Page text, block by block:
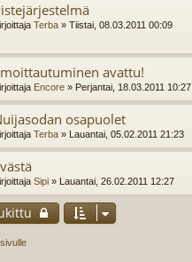
Terba » Tiistai, 08.03.2011 00:09
avattu!
Encore » Perjantai, 18.03.2011 10:27
osapuolet
Terba » Lauantai, 05.02.2011 21:23
Sipi » Lauantai, 26.02.2011 12:27